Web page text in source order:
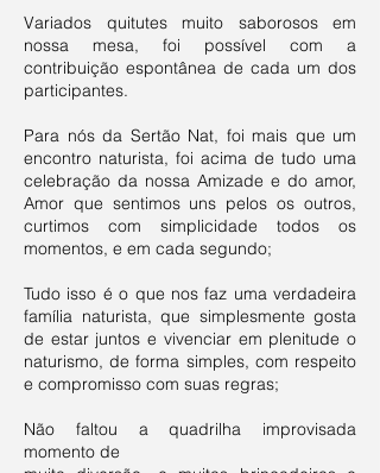
Variados quitutes muito saborosos em
nossa mesa, foi possível com a
contribuição espontânea de cada um dos
participantes.
Para nós da Sertão Nat, foi mais que um
encontro naturista, foi acima de tudo uma
celebração da nossa Amizade e do amor,
Amor que sentimos uns pelos os outros,
curtimos com simplicidade todos os
momentos, e em cada segundo;
Tudo isso é o que nos faz uma verdadeira
família naturista, que simplesmente gosta
de estar juntos e vivenciar em plenitude o
naturismo, de forma simples, com respeito
e compromisso com suas regras;
Não faltou a quadrilha improvisada
momento de